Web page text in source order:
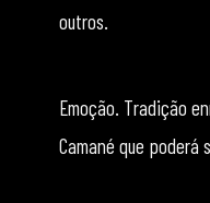
outros.
Emoção. Tradição
Camané que poderá